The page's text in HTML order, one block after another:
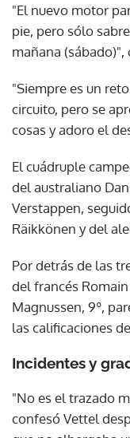
"El nuevo motor
pie, pero sólo
mañana
"Siempre es un
circuito, pero se
cosas y adoro el
El cuádruple
del australiano
Verstappen,
Räikkönen y del
Por detrás de las
del francés
Magnussen, 9º,
las calificaciones
Incidentes y
"No es el trazado
confesó Vettel